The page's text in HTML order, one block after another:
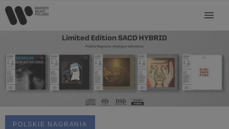
POLSKIE NAGRANIA